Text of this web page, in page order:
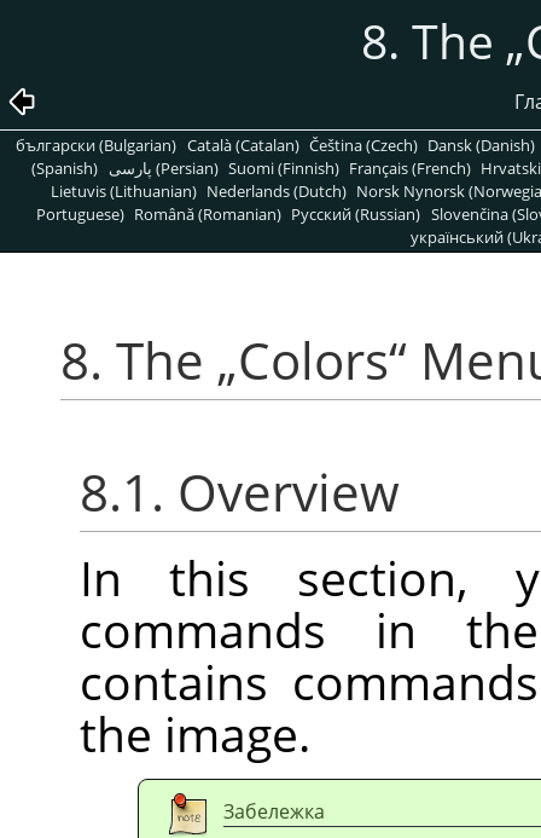
8. The „
български (Bulgarian) Català (Catalan) Čeština (Czech) Dansk (Danish)
(Spanish)
پارسی (Persian) Suomi (Finnish) Français (French)
Lietuvis (Lithuanian) Nederlands (Dutch) Norsk Nynorsk
Portuguese) Română (Romanian) Pусский (Russian) Slovenčina
український
8. The „Colors“
8.1. Overview
In this section,
commands in
contains
the image.
Забележка